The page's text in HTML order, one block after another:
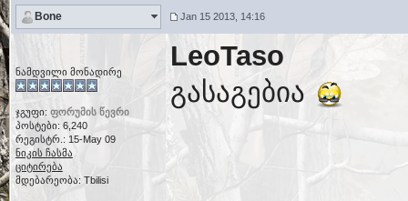
Bone Jan 15 2013, 14:16
ნამდვილი მონადირე
ჯგუფი: ფორუმის წევრი
პოსტები: 6,240
რეგისტრ.: 15-May 09
ნიკის ჩასმა
ციტირება
მდებარეობა: Tbilisi
LeoTaso
გასაგებია